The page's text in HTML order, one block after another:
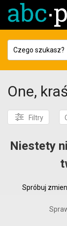
One,
Filtry
Niestety
Spróbuj